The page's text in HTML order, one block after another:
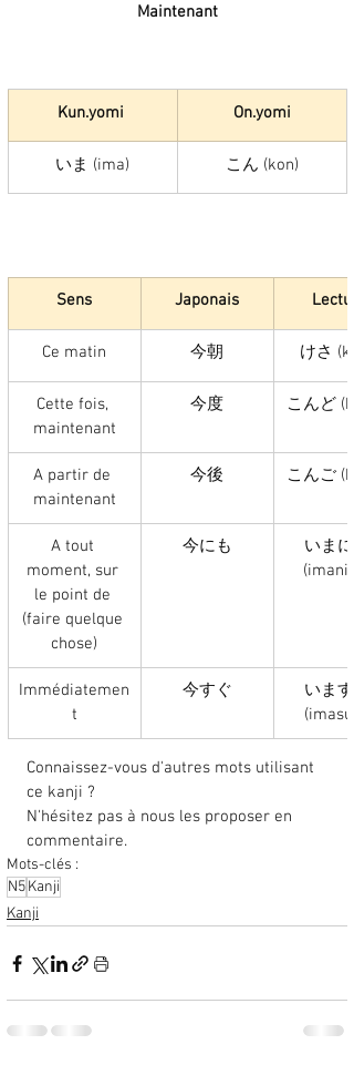
Maintenant
Kun.yomi On.yomi
いま (ima) こん (kon)
Sens Japonais
Ce matin 今朝 けさ
Cette fois,
maintenant
今度 こんど
A partir de
maintenant
今後 こんご
A tout
moment, sur
le point de
(faire quelque
chose)
今にも
いまに
Immédiatemen
t
今すぐ
います
Connaissez-vous d'autres mots utilisant
ce kanji ?
N'hésitez pas à nous les proposer en
commentaire.
Mots-clés :
N5Kanji
Kanji